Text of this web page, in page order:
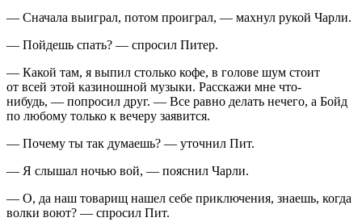
— Сначала выиграл, потом проиграл, — махнул рукой Чарли.
— Пойдешь спать? — спросил Питер.
— Какой там, я выпил столько кофе, в голове шум стоит
от всей этой казиношной музыки. Расскажи мне что-
нибудь, — попросил друг. — Все равно делать нечего, а Бойд
по любому только к вечеру заявится.
— Почему ты так думаешь? — уточнил Пит.
— Я слышал ночью вой, — пояснил Чарли.
— О, да наш товарищ нашел себе приключения, знаешь, когда
волки воют? — спросил Пит.